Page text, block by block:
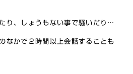
り、しょうもない事で騒いだり…
なかで２時間以上会話することも